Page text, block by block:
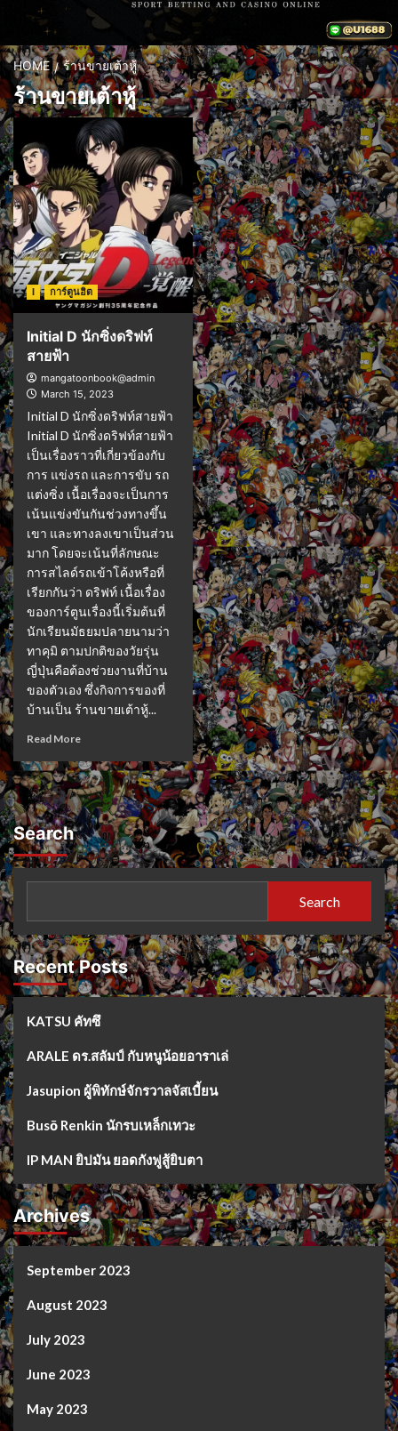
HOME ร้านขายเต้าหู้
ร้านขายเต้าหู้
I การ์ตูนฮิต
Initial D นักซิ่งดริฟท์
สายฟ้า
mangatoonbook@admin
March 15, 2023
Initial D นักซิ่งดริฟท์สายฟ้า
Initial D นักซิ่งดริฟท์สายฟ้า
เป็นเรื่องราวที่เกี่ยวข้องกับ
การ แข่งรถ และการขับ รถ
แต่งซิ่ง เนื้อเรื่องจะเป็นการ
เน้นแข่งขันกันช่วงทางขึ้น
เขา และทางลงเขาเป็นส่วน
มาก โดยจะเน้นที่ลักษณะ
การสไลด์รถเข้าโค้งหรือที่
เรียกกันว่า ดริฟท์ เนื้อเรื่อง
ของการ์ตูนเรื่องนี้เริ่มต้นที่
นักเรียนมัธยมปลายนามว่า
ทาคุมิ ตามปกติของวัยรุ่น
ญี่ปุ่นคือต้องช่วยงานที่บ้าน
ของตัวเอง ซึ่งกิจการของที่
บ้านเป็น ร้านขายเต้าหู้...
Read More
Search
Search
Recent Posts
KATSU คัทซึ
ARALE ดร.สลัมป์ กับหนูน้อยอาราเล่
Jasupion ผู้พิทักษ์จักรวาลจัสเบี้ยน
Busō Renkin นักรบเหล็กเทวะ
IP MAN ยิปมัน ยอดกังฟูสู้ยิบตา
Archives
September 2023
August 2023
July 2023
June 2023
May 2023